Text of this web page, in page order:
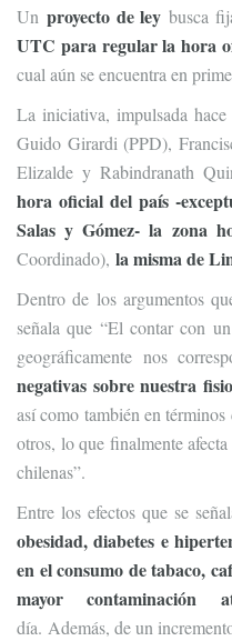
Un proyecto de leybusca
UTC para regular la hora
cual aún se encuentra en
La iniciativa, impulsada
Guido Girardi (PPD),
Elizalde y Rabindranath
hora oficial del país -
Salas y Gómez- la zona
Coordinado), la misma de
Dentro de los argumentos
señala que “El contar con
geográficamente nos
negativas sobre nuestra
así como también en términos
otros, lo que finalmente
chilenas”.
Entre los efectos que se
obesidad, diabetes e
en el consumo de tabaco,
mayor contaminación
día. Además, de un